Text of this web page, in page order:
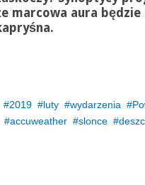
marcowa aura będzie
2019 luty wydarzenia
accuweather slonce